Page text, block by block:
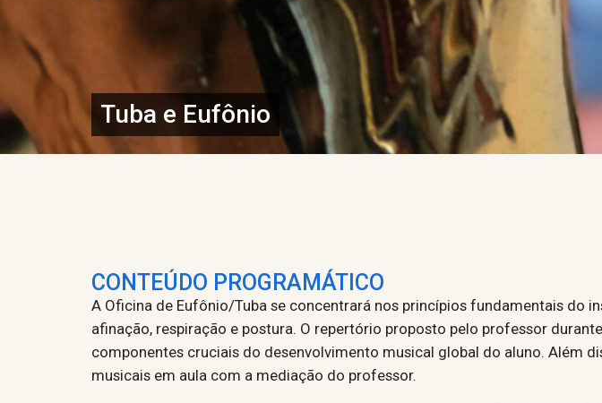
Tuba e Eufônio
CONTEÚDO PROGRAMÁTICO
A Oficina de Eufônio/Tuba se concentrará nos princípios fundamentais do
afinação, respiração e postura. O repertório proposto pelo professor
componentes cruciais do desenvolvimento musical global do aluno. Além
musicais em aula com a mediação do professor.